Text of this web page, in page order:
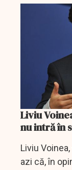
Liviu
nu intră în
Liviu
azi că, în